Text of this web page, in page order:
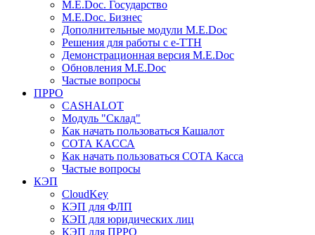
M.E.Doc. Государство
M.E.Doc. Бизнес
Дополнительные модули M.E.Doc
Решения для работы с е-ТТН
Демонстрационная версия M.E.Doc
Обновления M.E.Doc
Частые вопросы
ПРРО
CASHALOT
Модуль "Склад"
Как начать пользоваться Кашалот
СОТА КАCСА
Как начать пользоваться СОТА Касса
Частые вопросы
КЭП
CloudKey
КЭП для ФЛП
КЭП для юридических лиц
КЭП для ПРРО